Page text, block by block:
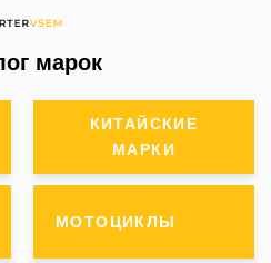
марок
КИТАЙСКИЕ
МАРКИ
МОТОЦИКЛЫ